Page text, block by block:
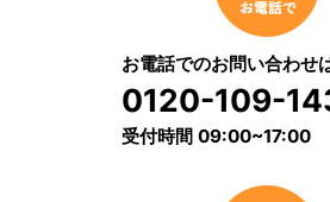
お電話でのお問い合わせ
0120-109-
受付時間 09:00~17:00